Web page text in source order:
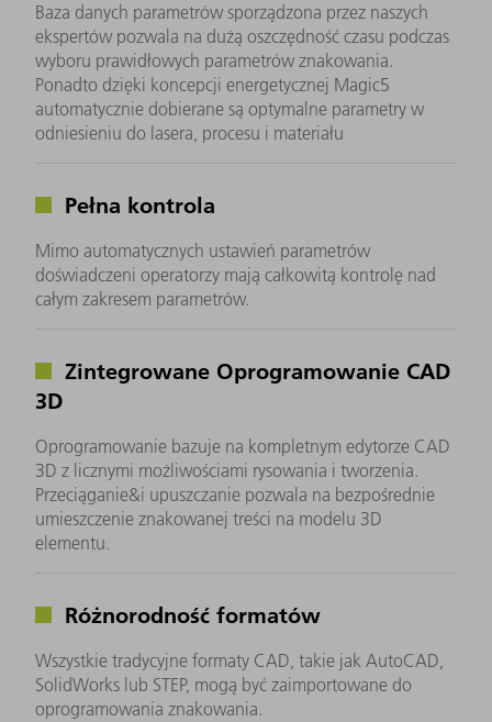
Baza danych parametrów sporządzona przez naszych
ekspertów pozwala na dużą oszczędność czasu podczas
wyboru prawidłowych parametrów znakowania.
Ponadto dzięki koncepcji energetycznej Magic5
automatycznie dobierane są optymalne parametry w
odniesieniu do lasera, procesu i materiału
Pełna kontrola
Mimo automatycznych ustawień parametrów
doświadczeni operatorzy mają całkowitą kontrolę nad
całym zakresem parametrów.
Zintegrowane Oprogramowanie CAD
3D
Oprogramowanie bazuje na kompletnym edytorze CAD
3D z licznymi możliwościami rysowania i tworzenia.
Przeciąganie&i upuszczanie pozwala na bezpośrednie
umieszczenie znakowanej treści na modelu 3D
elementu.
Różnorodność formatów
Wszystkie tradycyjne formaty CAD, takie jak AutoCAD,
SolidWorks lub STEP, mogą być zaimportowane do
oprogramowania znakowania.